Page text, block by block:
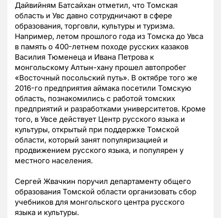
Дайвийням Батсайхан отметил, что Томская
область и Увс давно сотрудничают в сфере
образования, торговли, культуры и туризма.
Например, летом прошлого года из Томска до Увса
в память о 400-летнем походе русских казаков
Василия Тюменеца и Ивана Петрова к
монгольскому Алтын-хану прошел автопробег
«Восточный посольский путь». В октябре того же
2016-го предприятия аймака посетили Томскую
область, познакомились с работой томских
предприятий и разработками университетов. Кроме
того, в Увсе действует Центр русского языка и
культуры, открытый при поддержке Томской
области, который занят популяризацией и
продвижением русского языка, и популярен у
местного населения.
Сергей Жвачкин поручил департаменту общего
образования Томской области организовать сбор
учебников для монгольского центра русского
языка и культуры.